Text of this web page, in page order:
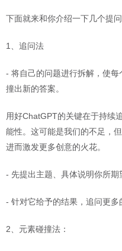
下面就来和你介绍一下几个提
1、追问法
- 将自己的问题进行拆解，使
撞出新的答案。
用好ChatGPT的关键在于持续
能性。这可能是我们的不足，
进而激发更多创意的火花。
- 先提出主题、具体说明你所期
- 针对它给予的结果，追问更多
2、元素碰撞法：